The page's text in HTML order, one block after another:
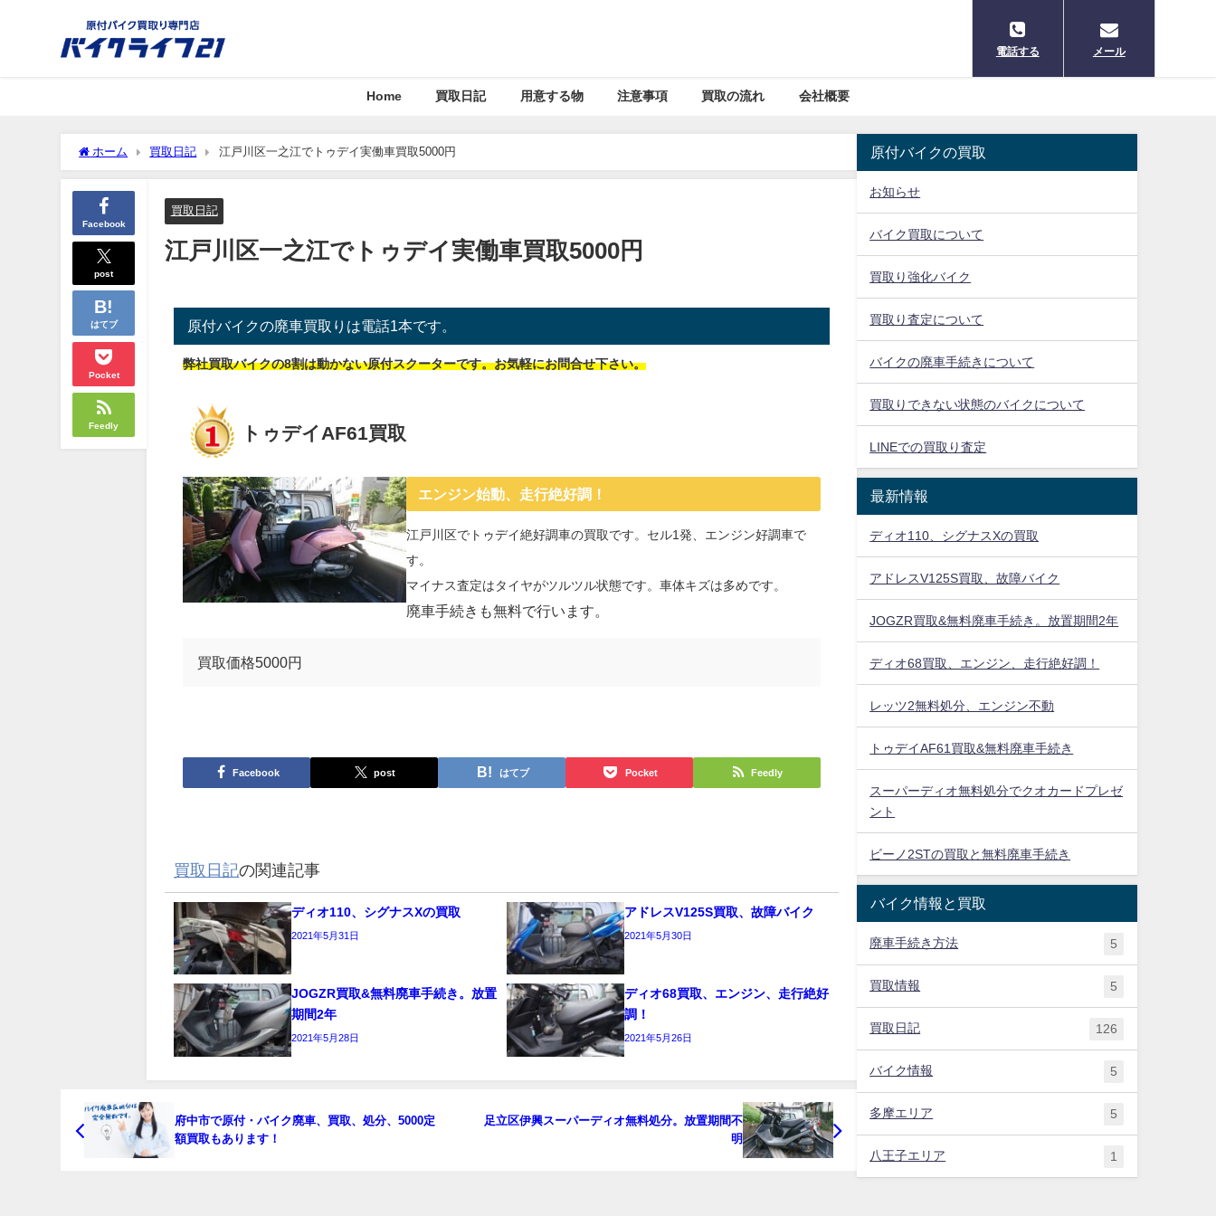
電話する メール
Home 買取日記 用意する物 注意事項 買取の流れ 会社概要
ホーム 買取日記 江戸川区一之江でトゥデイ実働車買取5000円
Facebook
post
はてブ
Pocket
Feedly
買取日記
江戸川区一之江でトゥデイ実働車買取5000円
原付バイクの廃車買取りは電話1本です。
弊社買取バイクの8割は動かない原付スクーターです。お気軽にお問合せ下さい。
トゥデイAF61買取
エンジン始動、走行絶好調！
江戸川区でトゥデイ絶好調車の買取です。セル1発、エンジン好調車で
す。
マイナス査定はタイヤがツルツル状態です。車体キズは多めです。
廃車手続きも無料で行います。
買取価格5000円
Facebook post はてブ Pocket Feedly
買取日記の関連記事
ディオ110、シグナスXの買取
2021年5月31日
アドレスV125S買取、故障バイク
2021年5月30日
JOGZR買取&無料廃車手続き。放置
期間2年
2021年5月28日
ディオ68買取、エンジン、走行絶好
調！
2021年5月26日
府中市で原付・バイク廃車、買取、処分、5000定
額買取もあります！
足立区伊興スーパーディオ無料処分。放置期間不
明
原付バイクの買取
お知らせ
バイク買取について
買取り強化バイク
買取り査定について
バイクの廃車手続きについて
買取りできない状態のバイクについて
LINEでの買取り査定
最新情報
ディオ110、シグナスXの買取
アドレスV125S買取、故障バイク
JOGZR買取&無料廃車手続き。放置期間2年
ディオ68買取、エンジン、走行絶好調！
レッツ2無料処分、エンジン不動
トゥデイAF61買取&無料廃車手続き
スーパーディオ無料処分でクオカードプレゼ
ント
ビーノ2STの買取と無料廃車手続き
バイク情報と買取
廃車手続き方法 5
買取情報 5
買取日記 126
バイク情報 5
多摩エリア 5
八王子エリア 1